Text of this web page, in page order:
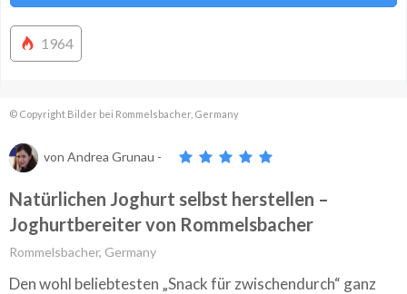
1964
© Copyright Bilder bei Rommelsbacher, Germany
von Andrea Grunau -
Natürlichen Joghurt selbst herstellen –
Joghurtbereiter von Rommelsbacher
Rommelsbacher, Germany
Den wohl beliebtesten „Snack für zwischendurch“ ganz